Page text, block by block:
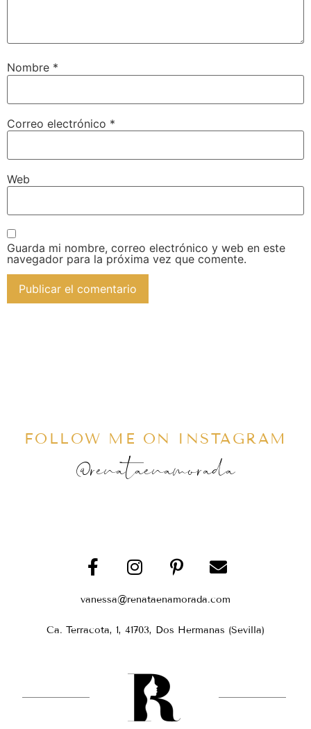
Nombre *
Correo electrónico *
Web
Guarda mi nombre, correo electrónico y web en este
navegador para la próxima vez que comente.
FOLLOW ME ON INSTAGRAM
@renataenamorada
vanessa@renataenamorada.com
Ca. Terracota, 1, 41703, Dos Hermanas (Sevilla)